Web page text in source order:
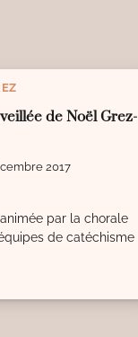
de Noël Grez-
2017
par la chorale
de catéchisme